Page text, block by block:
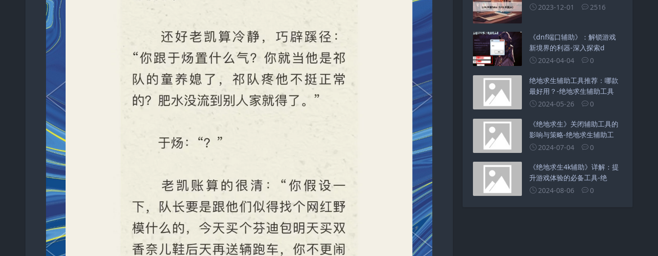
2023-12-01
2516
《dnf端口辅助》：解锁游戏
新境界的利器-深入探索d
2024-04-04
0
绝地求生辅助工具推荐：哪款
最好用？-绝地求生辅助工具
2024-05-26
0
《绝地求生》关闭辅助工具的
影响与策略-绝地求生辅助工
2024-07-04
0
《绝地求生4k辅助》详解：提
升游戏体验的必备工具-绝
2024-08-06
0